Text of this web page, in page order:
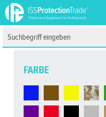
FARBE